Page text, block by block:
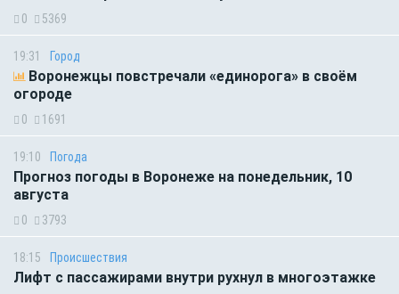
0 5369
19:31 Город
Воронежцы повстречали «единорога» в своём
огороде
0 1691
19:10 Погода
Прогноз погоды в Воронеже на понедельник, 10
августа
0 3793
18:15 Происшествия
Лифт с пассажирами внутри рухнул в многоэтажке